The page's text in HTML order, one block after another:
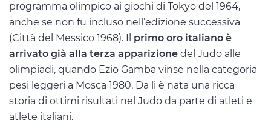
programma olimpico ai giochi di Tokyo del 1964,
anche se non fu incluso nell’edizione successiva
(Città del Messico 1968). Il primo oro italiano è
arrivato già alla terza apparizione del Judo alle
olimpiadi, quando Ezio Gamba vinse nella categoria
pesi leggeri a Mosca 1980. Da lì è nata una ricca
storia di ottimi risultati nel Judo da parte di atleti e
atlete italiani.